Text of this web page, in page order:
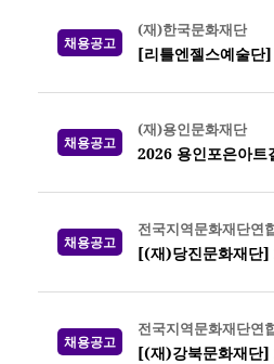
채용공고
(재)한국문화재단
[리틀엔젤스예술단
채용공고
(재)용인문화재단
2026 용인포은아트
채용공고
전국지역문화재단연
[(재)당진문화재단]
채용공고
전국지역문화재단연
[(재)강북문화재단]